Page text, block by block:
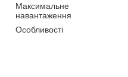
Максимальне
навантаження
Особливості